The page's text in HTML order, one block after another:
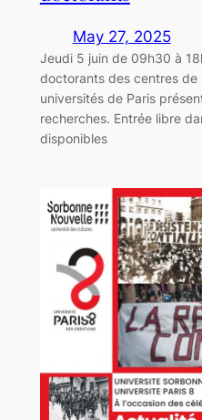
May 27, 2025
Jeudi 5 juin de 09h30 à
doctorants des centres de
universités de Paris
recherches. Entrée libre
disponibles